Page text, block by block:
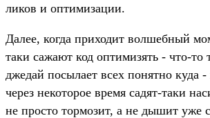
ликов и оптимизации.
Далее, когда приходит волшебный
таки сажают код оптимизять - что-то
джедай посылает всех понятно куда
через некоторое время садят-таки
не просто тормозит, а не дышит уже